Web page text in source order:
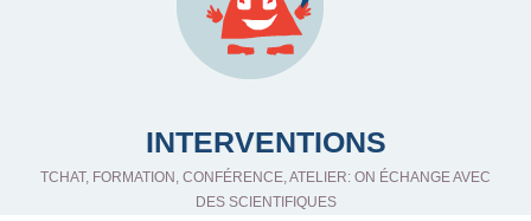
INTERVENTIONS
TCHAT, FORMATION, CONFÉRENCE, ATELIER: ON ÉCHANGE AVEC
DES SCIENTIFIQUES